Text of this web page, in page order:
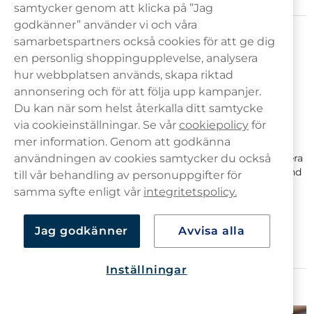
Lost Mary Strawberry Ice Jordgubb och mentol
Lost Mary Peach Ice Persika och mentol
Lost Mary Apple Guava Ice Äpple, guava och mint
Lost Mary Berry Passion Fruit
passionsfrukt
Lost Mary Blackcurrant Mint Svartvinbär och mint
Lost Mary Cola Cola
Lost Mary Kiwi Passion Fruit Kiwi och passionsfrukt
drakfrukt
Köp Lost Mary vape online
Köp Lost Mary vape online och välj mellan olika smidiga
leveransalternativ som Postnord Box och Instabox. Du kan
även anpassa beställningen, från enstaka vapes samt
multipack som 3-pack, 5-pack, eller 10-pack.
Leverans och betalning
Vi erbjuder flera tillförlitliga leveranstjänster för att garantera
att din beställning hanteras effektivt och omsorgsfullt, bland
Hemleverans, Paketbox och leverans till
betalningsalternativ, exempelvis
Kort Swish Faktura
Direktbetalning med BankID
samtycker genom att klicka på ”Jag
godkänner” använder vi och våra
samarbetspartners också cookies för att ge dig
en personlig shoppingupplevelse, analysera
hur webbplatsen används, skapa riktad
annonsering och för att följa upp kampanjer.
Du kan när som helst återkalla ditt samtycke
via cookieinställningar. Se vår cookiepolicy för
mer information. Genom att godkänna
användningen av cookies samtycker du också
till vår behandling av personuppgifter för
samma syfte enligt vår integritetspolicy.
Jag godkänner Avvisa alla
Inställningar